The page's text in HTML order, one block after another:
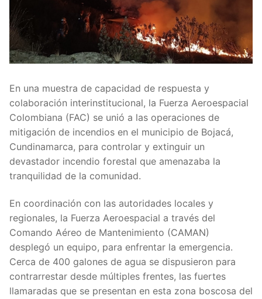
En una muestra de capacidad de respuesta y
colaboración interinstitucional, la Fuerza Aeroespacial
Colombiana (FAC) se unió a las operaciones de
mitigación de incendios en el municipio de Bojacá,
Cundinamarca, para controlar y extinguir un
devastador incendio forestal que amenazaba la
tranquilidad de la comunidad.
En coordinación con las autoridades locales y
regionales, la Fuerza Aeroespacial a través del
Comando Aéreo de Mantenimiento (CAMAN)
desplegó un equipo, para enfrentar la emergencia.
Cerca de 400 galones de agua se dispusieron para
contrarrestar desde múltiples frentes, las fuertes
llamaradas que se presentan en esta zona boscosa del